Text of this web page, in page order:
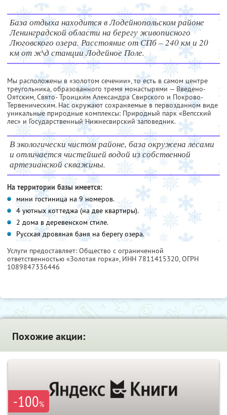
База отдыха находится в Лодейнопольском районе
Ленинградской области на берегу живописного
Люговского озера. Расстояние от СПб – 240 км и 20
км от ж\д станции Лодейное Поле.
Мы расположены в «золотом сечении», то есть в самом центре
треугольника, образованного тремя монастырями — Введено-
Оятским, Свято- Троицким Александра Свирского и Покрово-
Тервеническим. Нас окружают сохраняемые в первозданном виде
уникальные природные комплексы: Природный парк «Вепсский
лес» и Государственный Нижнесвирский заповедник.
В экологически чистом районе, база окружена лесами
и отличается чистейшей водой из собственной
артезианской скважины.
На территории базы имеется:
мини гостиница на 9 номеров.
4 уютных коттеджа (на две квартиры).
2 дома в деревенском стиле.
Русская дровяная баня на берегу озера.
Услуги предоставляет: Общество с ограниченной
ответственностью «Золотая горка», ИНН 7811415320, ОГРН
1089847336446
Похожие акции:
-100%